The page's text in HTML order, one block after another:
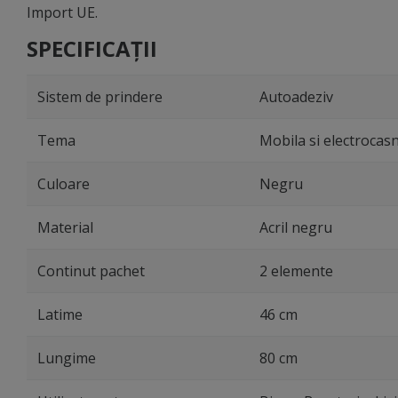
Import UE.
SPECIFICAȚII
Sistem de prindere Autoadeziv
Tema Mobila si
Culoare Negru
Material Acril negru
Continut pachet 2 elemente
Latime 46 cm
Lungime 80 cm